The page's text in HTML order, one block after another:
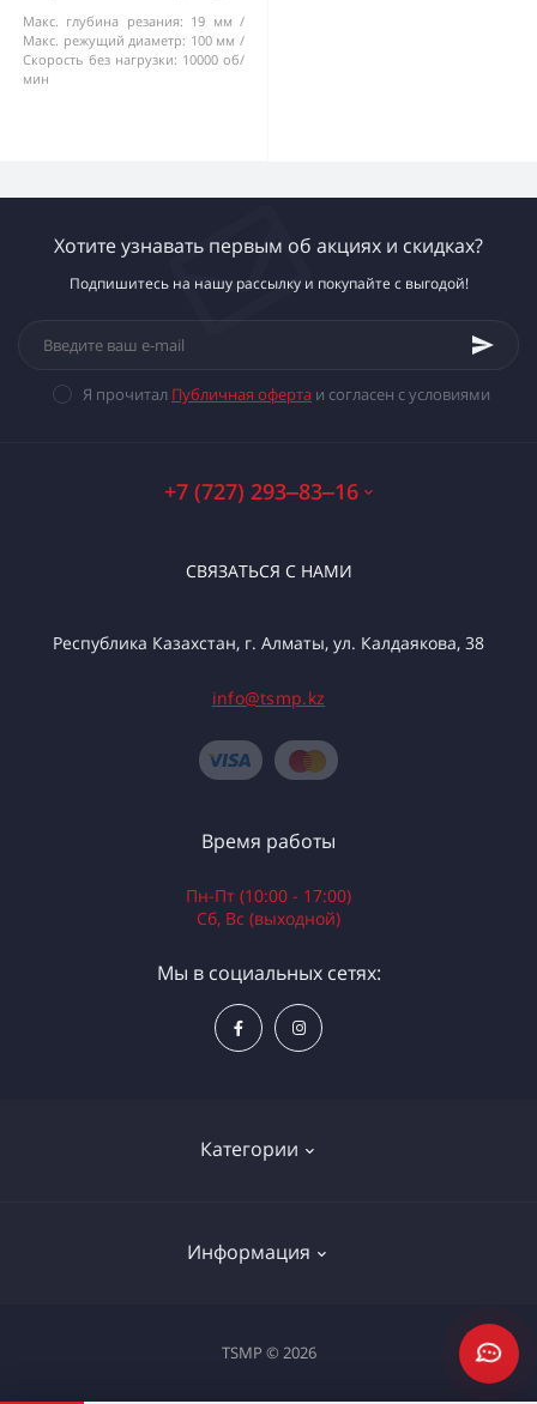
Макс. глубина резания: 19 мм
Макс. режущий диаметр: 100 мм
Скорость без нагрузки: 10000 об/
мин
Хотите узнавать первым об акциях и скидках?
Подпишитесь на нашу рассылку и покупайте с выгодой!
Я прочитал Публичная оферта и согласен с условиями
+7 (727) 293‒83‒16
СВЯЗАТЬСЯ С НАМИ
Республика Казахстан, г. Алматы, ул. Калдаякова, 38
info@tsmp.kz
Категории
Электроинструменты
Информация
Доставка и оплата
Время работы
Пн-Пт (10:00 - 17:00)
Сб, Вс (выходной)
Мы в социальных сетях:
TSMP © 2026